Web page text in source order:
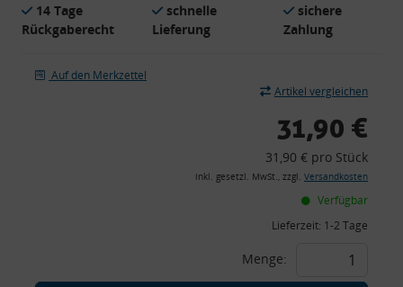
14 Tage
Rückgaberecht
schnelle
Lieferung
sichere
Zahlung
Auf den Merkzettel
Artikel vergleichen
31,90 €
31,90 € pro Stück
inkl. gesetzl. MwSt., zzgl. Versandkosten
Verfügbar
Lieferzeit: 1-2 Tage
Menge: